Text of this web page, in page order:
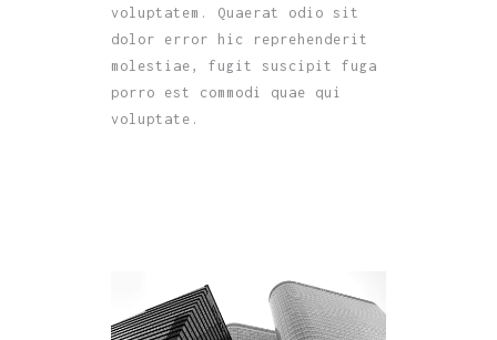
voluptatem. Quaerat odio sit
dolor error hic reprehenderit
molestiae, fugit suscipit fuga
porro est commodi quae qui
voluptate.